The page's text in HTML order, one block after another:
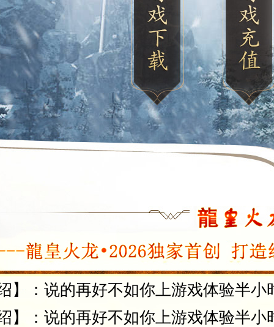
】：说的再好不如你上游戏体验半
】：说的再好不如你上游戏体验半